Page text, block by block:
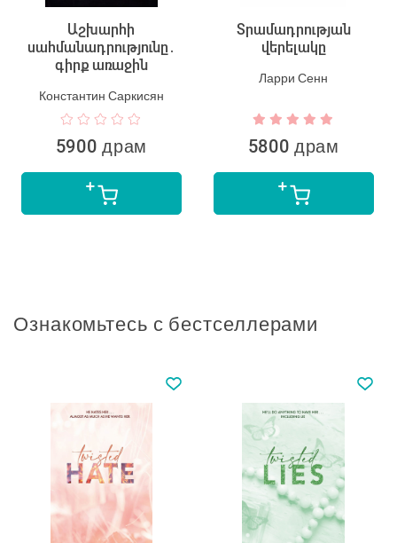
Աշխարհի
սահմանադրությունը․
գիրք առաջին
Константин Саркисян
5900 драм
Տրամադրության
վերելակը
Ларри Сенн
5800 драм
Ознакомьтесь с бестселлерами